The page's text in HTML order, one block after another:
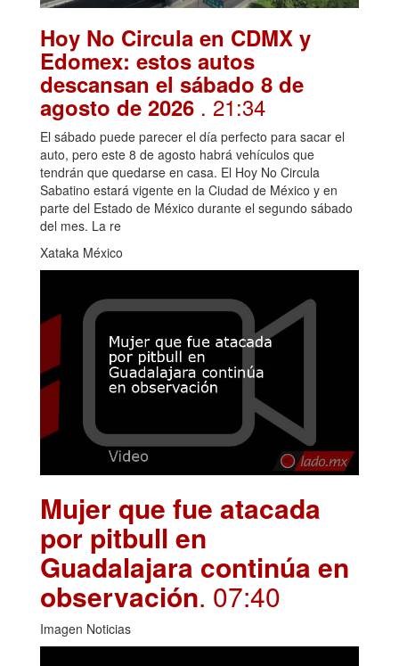
Hoy No Circula en CDMX y
Edomex: estos autos
descansan el sábado 8 de
agosto de 2026 . 21:34
El sábado puede parecer el día perfecto para sacar el
auto, pero este 8 de agosto habrá vehículos que
tendrán que quedarse en casa. El Hoy No Circula
Sabatino estará vigente en la Ciudad de México y en
parte del Estado de México durante el segundo sábado
del mes. La re
Xataka México
Mujer que fue atacada
por pitbull en
Guadalajara continúa en
observación. 07:40
Imagen Noticias